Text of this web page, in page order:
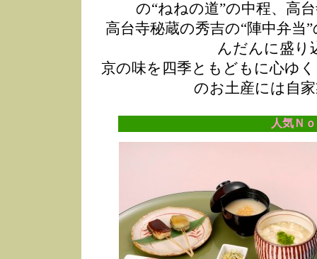
の“ねねの道”の中程、高
高台寺秘蔵の秀吉の“陣中弁
んだんに盛り
京の味を四季ともどもに心ゆ
のお土産には自
人気Ｎ